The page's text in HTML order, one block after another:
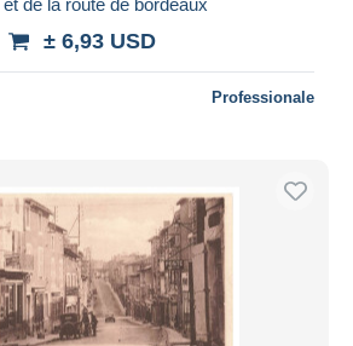
± 6,93 USD
Professionale